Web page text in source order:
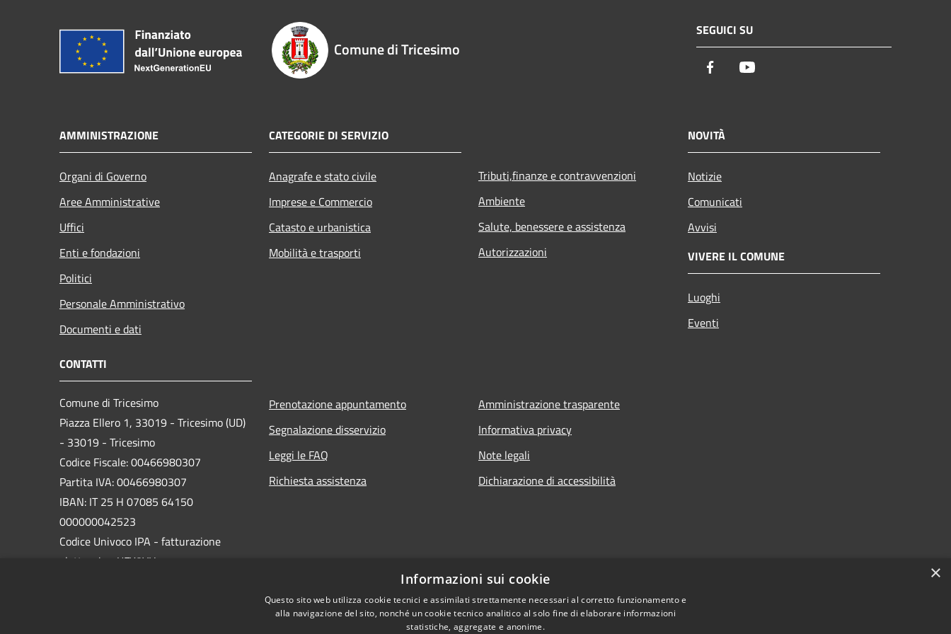
Comune di Tricesimo
SEGUICI SU
Facebook
AMMINISTRAZIONE
Organi di Governo
Aree Amministrative
Uffici
Enti e fondazioni
Politici
Personale Amministrativo
Documenti e dati
CATEGORIE DI SERVIZIO
Anagrafe e stato civile
Imprese e Commercio
Catasto e urbanistica
Mobilità e trasporti
Tributi,finanze e contravvenzioni
Ambiente
Salute, benessere e assistenza
Autorizzazioni
NOVITÀ
Notizie
Comunicati
Avvisi
VIVERE IL COMUNE
Luoghi
Eventi
CONTATTI
Comune di Tricesimo
Piazza Ellero 1, 33019 - Tricesimo (UD)
- 33019 - Tricesimo
Codice Fiscale: 00466980307
Partita IVA: 00466980307
IBAN: IT 25 H 07085 64150
000000042523
Codice Univoco IPA - fatturazione
elettronica: UFY8VH
Prenotazione appuntamento
Segnalazione disservizio
Leggi le FAQ
Richiesta assistenza
Amministrazione trasparente
Informativa privacy
Note legali
Dichiarazione di accessibilità
×
Informazioni sui cookie
Questo sito web utilizza cookie tecnici e assimilati strettamente necessari al corretto funzionamento e
alla navigazione del sito, nonché un cookie tecnico analitico al solo fine di elaborare informazioni
statistiche, aggregate e anonime.